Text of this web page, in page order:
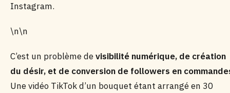
Instagram.
\n\n
C’est un problème devisibilité numérique, de création
du désir, et de conversion de followers en
Une vidéo TikTok d’un bouquet étant arrangé en 30